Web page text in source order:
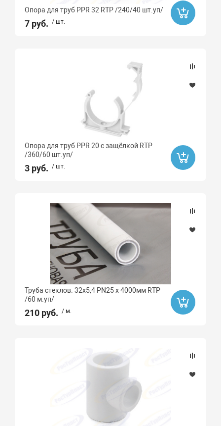
Опора для труб PPR 32 RTP /240/40 шт.уп/
7 руб. / шт.
Опора для труб PPR 20 с защёлкой RTP
/360/60 шт.уп/
3 руб. / шт.
Труба стеклов. 32х5,4 PN25 х 4000мм RTP
/60 м.уп/
210 руб. / м.